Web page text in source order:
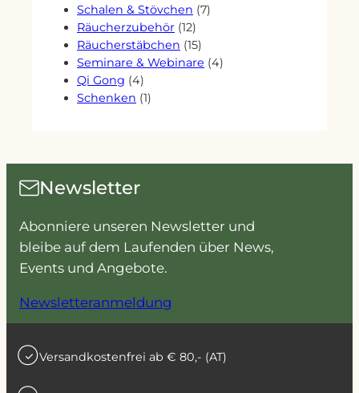
Produkte
Schalen & Stövchen 77
Räucherzubehör 1212
Produkte
Räucherstäbchen 1515
Produkte
Seminare & Webinare 44
Qi Gong 44
Produkte
Schenken 11
Newsletter
Abonniere unseren Newsletter und
bleibe auf dem Laufenden über News,
Events und Angebote.
Newsletteranmeldung
Versandkostenfrei ab € 80,- (AT)